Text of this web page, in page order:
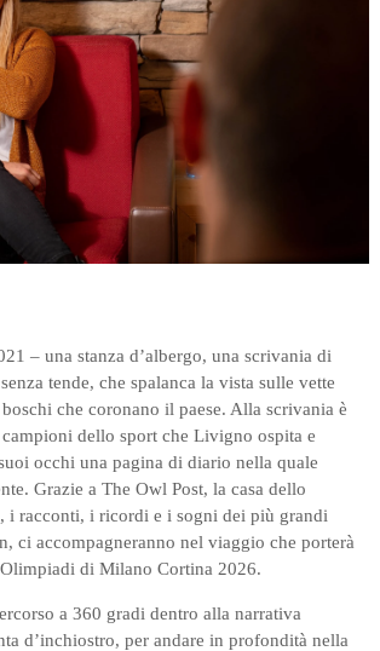
– una stanza d’albergo, una scrivania di
tende, che spalanca la vista sulle vette
che coronano il paese. Alla scrivania è
dello sport che Livigno ospita e
occhi una pagina di diario nella quale
Grazie a The Owl Post, la casa dello
i racconti, i ricordi e i sogni dei più grandi
ci accompagneranno nel viaggio che porterà
di Milano Cortina 2026.
a 360 gradi dentro alla narrativa
d’inchiostro, per andare in profondità nella